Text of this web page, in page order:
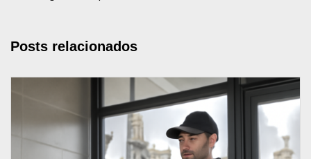
Posts relacionados